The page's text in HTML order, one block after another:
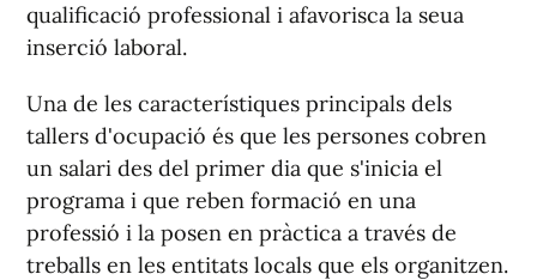
qualificació professional i afavorisca la seua
inserció laboral.
Una de les característiques principals dels
tallers d'ocupació és que les persones cobren
un salari des del primer dia que s'inicia el
programa i que reben formació en una
professió i la posen en pràctica a través de
treballs en les entitats locals que els organitzen.